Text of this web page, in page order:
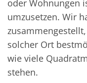
oder Wohnungen
umzusetzen. Wir
solcher Ort
wie viele
stehen.